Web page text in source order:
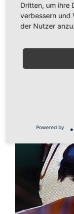
Dritten, um ihre
verbessern und
der Nutzer
Powered by